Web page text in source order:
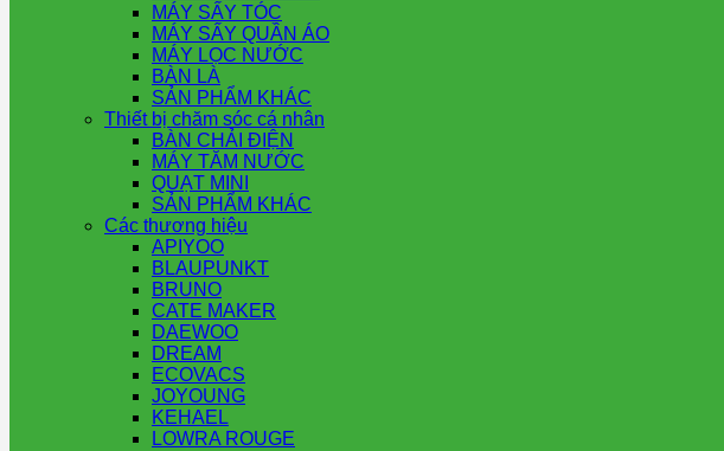
MÁY SẤY TÓC
MÁY SẤY QUẦN ÁO
MÁY LỌC NƯỚC
BÀN LÀ
SẢN PHẨM KHÁC
Thiết bị chăm sóc cá nhân
BÀN CHẢI ĐIỆN
MÁY TĂM NƯỚC
QUẠT MINI
SẢN PHẨM KHÁC
Các thương hiệu
APIYOO
BLAUPUNKT
BRUNO
CATE MAKER
DAEWOO
DREAM
ECOVACS
JOYOUNG
KEHAEL
LOWRA ROUGE